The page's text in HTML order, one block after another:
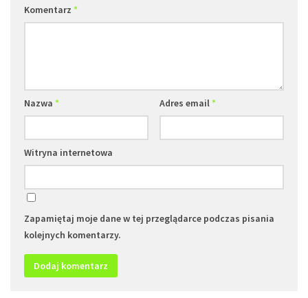
Komentarz *
Nazwa * Adres email*
Witryna internetowa
Zapamiętaj moje dane w tej przeglądarce podczas pisania
kolejnych komentarzy.